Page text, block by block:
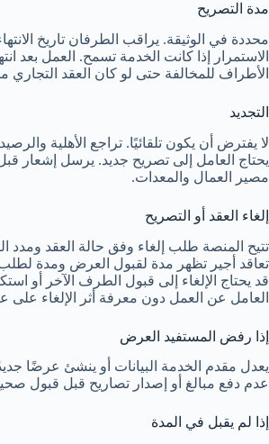
مدة التصريح
محددة في الوثيقة. يراقب الطرفان تاريخ
الاستمرار إذا كانت الخدمة تسمح. العمل بعد
الأطراف للمخالفة حتى لو كان العقد التجاري
التجديد
لا يفترض أن يكون تلقائيًا. تراجع الأهلية
يحتاج العامل إلى تصريح جديد. يرسل إشعار
مصير العمال والمعدات.
إلغاء العقد أو التصريح
تتيح المنصة طلب إلغاء وفق حالة العقد
تعاقد أجير تظهر مدة لقبول العرض ومدة لطلب
قد يحتاج الإلغاء إلى قبول الطرف الآخر أو
العامل عن العمل دون معرفة أثر الإلغاء على
إذا رفض المستفيد العرض
يعدل مقدم الخدمة البيانات أو ينشئ عرضًا
عدم دفع مبالغ أو إصدار تصاريح قبل قبول
إذا لم يقبل في المدة